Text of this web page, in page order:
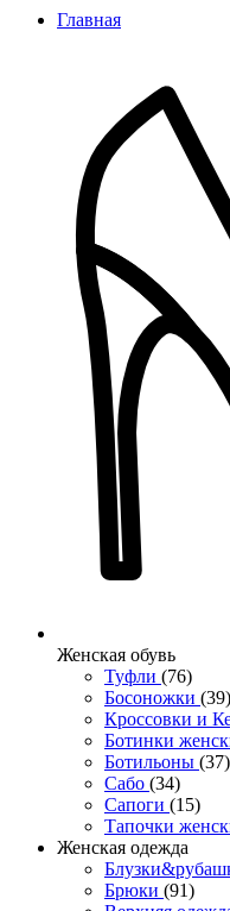
Главная
Женcкая обувь
Туфли (76)
Босоножки (39)
Кроссовки и
Ботинки
Ботильоны (37)
Сабо (34)
Сапоги (15)
Тапочки
Женская одежда
Брюки (91)